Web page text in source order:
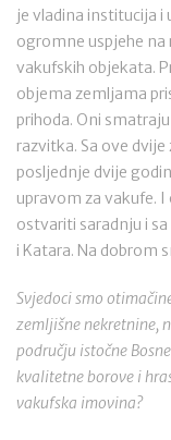
je vladina institucija i
ogromne uspjehe
vakufskih objekata.
objema zemljama
prihoda. Oni
razvitka. Sa ove
posljednje dvije
upravom za vakufe.
ostvariti saradnju i
i Katara. Na dobrom
Svjedoci smo
zemljišne nekretnine,
području istočne
kvalitetne borove i
vakufska imovina?